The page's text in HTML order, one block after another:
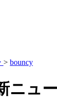
> bouncy
ニュ